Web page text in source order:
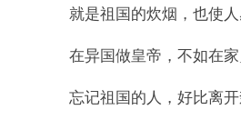
就是祖国的炊烟，也使人
在异国做皇帝，不如在家
忘记祖国的人，好比离开